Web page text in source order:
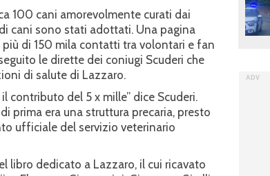
100 cani amorevolmente curati dai
cani sono stati adottati. Una pagina
di 150 mila contatti tra volontari e fan
le dirette dei coniugi Scuderi che
di salute di Lazzaro.
contributo del 5 x mille” dice Scuderi.
prima era una struttura precaria, presto
ufficiale del servizio veterinario
libro dedicato a Lazzaro, il cui ricavato